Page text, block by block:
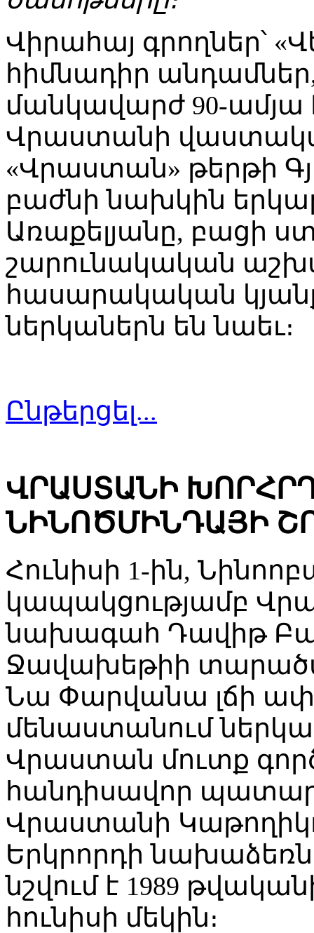
Վիրահայ գրողներ՝
հիմնադիր
մանկավարժ 90-
Վրաստանի
«Վրաստան» թերթի
բաժնի նախկին
Առաքելյանը, բացի
շարունակական
հասարակական
ներկաներն են նաեւ։
Ընթերցել...
ՎՐԱՍՏԱՆԻ
ՆԻՆՈԾՄԻՆԴԱՅԻ
Հունիսի 1-ին,
կապակցությամբ
նախագահ Դավիթ
Ջավախեթիի
Նա Փարվանա լճի
մենաստանում ներկա
Վրաստան մուտք
հանդիսավոր
Վրաստանի
Երկրորդի
նշվում է 1989
հունիսի մեկին։